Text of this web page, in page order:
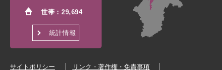
世帯：29,694
統計情報
サイトポリシー リンク・著作権・免責事項